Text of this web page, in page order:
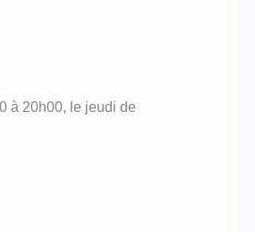
à 20h00, le jeudi de